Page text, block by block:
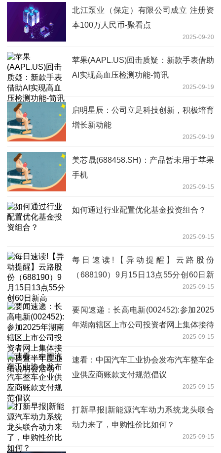
北江泵业（保定）有限公司成立 注册资
本100万人民币-聚看点
2025-09-20
苹果(AAPL.US)回击质疑：新款手表借助
AI实现高血压检测功能-简讯
2025-09-19
启明星辰：公司立足科技创新，积极培育
增长新动能
2025-09-19
美芯晟(688458.SH)：产品暂未用于苹果
手机
2025-09-15
如何通过行业配置优化基金投资组合？
2025-09-15
每日速读!【异动提醒】云路股份
（688190）9月15日13点55分创60日新
2025-09-15
要闻速递：长高电新(002452):参加2025
年湖南辖区上市公司投资者网上集体接待
2025-09-15
速看：中国汽车工业协会发布汽车整车企
业供应商账款支付规范倡议
2025-09-15
打新早报|新能源汽车动力系统龙头联合
动力来了，申购性价比如何？
2025-09-15